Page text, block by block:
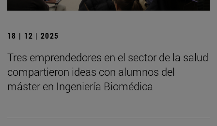
18 | 12 | 2025
Tres emprendedores en el sector de la salud
compartieron ideas con alumnos del
máster en Ingeniería Biomédica